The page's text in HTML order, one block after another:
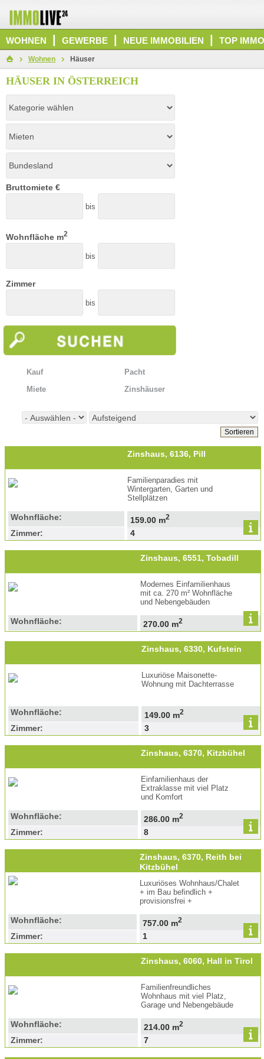
WOHNEN GEWERBE NEUE IMMOBILIEN TOP
Wohnen Häuser
HÄUSER IN ÖSTERREICH
Bruttomiete €
bis
Wohnfläche m2
bis
Zimmer
bis
Kauf
Miete
Pacht
Zinshäuser
Zinshaus, 6136, Pill
Familienparadies mit
Wintergarten, Garten und
Stellplätzen
Wohnfläche: 159.00 m2
Zimmer: 4
Zinshaus, 6551, Tobadill
Modernes Einfamilienhaus
mit ca. 270 m² Wohnfläche
und Nebengebäuden
Wohnfläche: 270.00 m2
Zinshaus, 6330, Kufstein
Luxuriöse Maisonette-
Wohnung mit Dachterrasse
Wohnfläche: 149.00 m2
Zimmer: 3
Zinshaus, 6370, Kitzbühel
Einfamilienhaus der
Extraklasse mit viel Platz
und Komfort
Wohnfläche: 286.00 m2
Zimmer: 8
Zinshaus, 6370, Reith bei
Kitzbühel
Luxuriöses Wohnhaus/Chalet
+ im Bau befindlich +
provisionsfrei +
Wohnfläche: 757.00 m2
Zimmer: 1
Zinshaus, 6060, Hall in Tirol
Familienfreundliches
Wohnhaus mit viel Platz,
Garage und Nebengebäude
Wohnfläche: 214.00 m2
Zimmer: 7